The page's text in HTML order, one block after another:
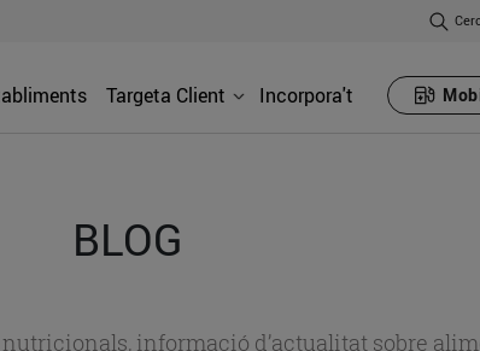
Targeta Client Incorpora't
BLOG
informació d’actualitat sobre